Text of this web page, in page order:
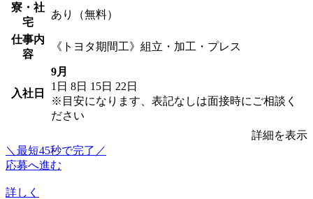
寮・社
宅
あり（無料）
仕事内
容
《トヨタ期間工》組立・加工・プレス
入社日
9月
1日 8日 15日 22日
※目安になります、表記なしは面接時にご相談く
ださい
詳細を表示
＼最短45秒で完了／
応募へ進む
詳しく